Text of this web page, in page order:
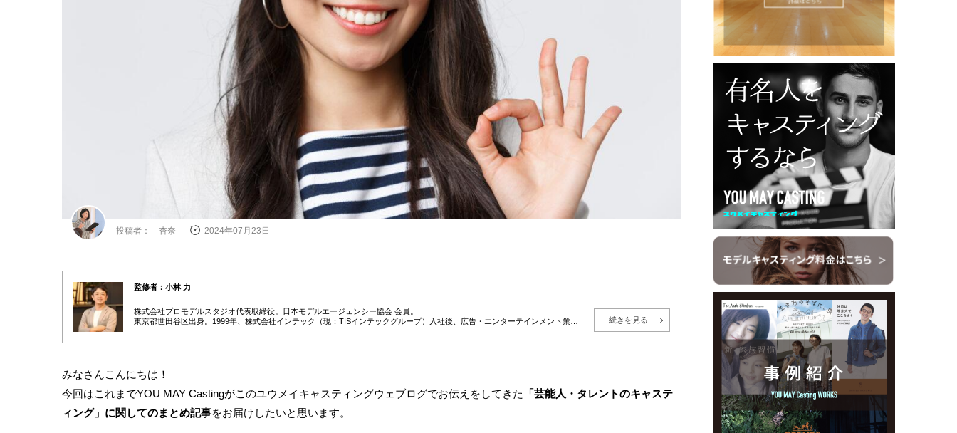
投稿者： 杏奈 2024年07月23日
監修者：小林 力
株式会社プロモデルスタジオ代表取締役。日本モデルエージェンシー協会 会員。
東京都世田谷区出身。1999年、株式会社インテック（現：TISインテックグループ）入社後、広告・エンターテインメント業界
デル事務所の取締役も務める。
含めると月間100件超のキャスティング案件を監督。多数案件から得られる実務データをもとに、相場感・成功パターン・リス
ク管理のナレッジ化を推進している。
AIやデータ活用が進む時代においても、「人の感情」や「文脈」を重視し、成果と納得感の両立を大切にしている。
続きを見る
みなさんこんにちは！
今回はこれまでYOU MAY Castingがこのユウメイキャスティングウェブログでお伝えをしてきた
「芸能人・タレントのキャステ
ィング」に関してのまとめ記事をお届けしたいと思います。